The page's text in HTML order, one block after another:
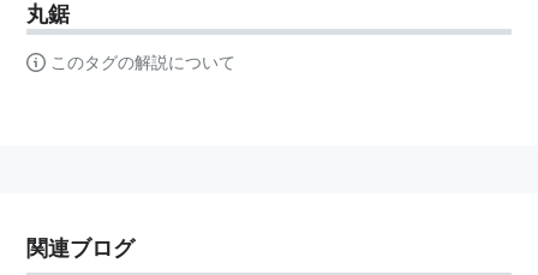
丸鋸
このタグの解説について
関連ブログ